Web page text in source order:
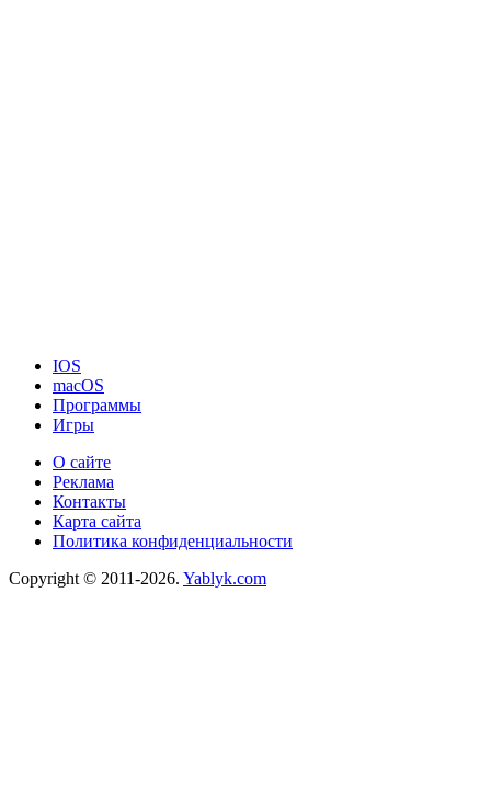
IOS
macOS
Программы
Игры
О сайте
Реклама
Контакты
Карта сайта
Политика конфиденциальности
Copyright © 2011-2026. Yablyk.сom